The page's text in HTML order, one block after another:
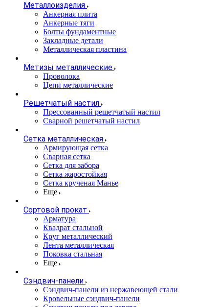
Металлоизделия
Анкерная плита
Анкерные тяги
Болты фундаментные
Закладные детали
Металлическая пластина
Метизы металлические
Проволока
Цепи металлические
Решетчатый настил
Прессованный решетчатый настил
Сварной решетчатый настил
Сетка металлическая
Армирующая сетка
Сварная сетка
Сетка для забора
Сетка жаростойкая
Сетка крученая Манье
Еще
Сортовой прокат
Арматура
Квадрат стальной
Круг металлический
Лента металлическая
Поковка стальная
Еще
Сэндвич-панели
Cэндвич-панели из нержавеющей стали
Кровельные сэндвич-панели